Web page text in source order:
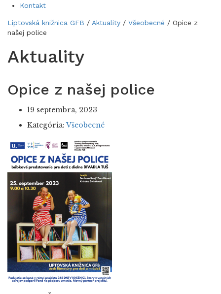
Kontakt
Liptovská knižnica GFB / Aktuality / Všeobecné / Opice z
našej police
Aktuality
Opice z našej police
19 septembra, 2023
Kategória:Všeobecné